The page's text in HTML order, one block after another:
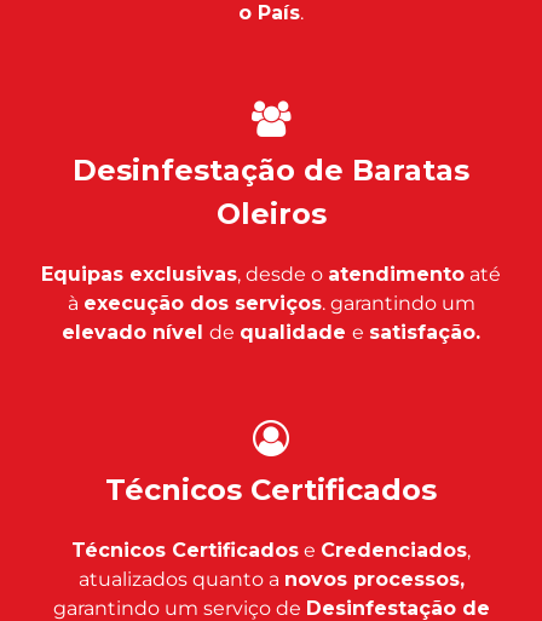
o País.
Desinfestação de Baratas
Oleiros
Equipas exclusivas, desde o atendimento até
à execução dos serviços. garantindo um
elevado nível de qualidade e satisfação.
Técnicos Certificados
Técnicos Certificados e Credenciados,
atualizados quanto a novos processos,
garantindo um serviço de Desinfestação de